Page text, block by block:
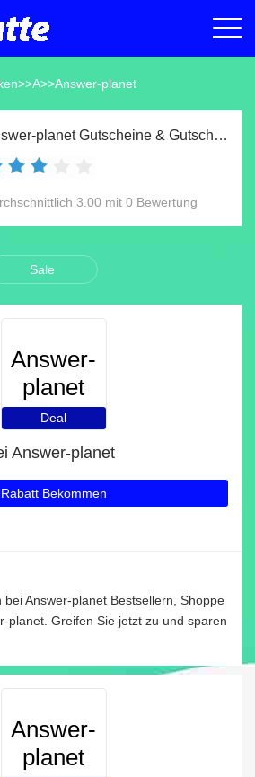
>>A>>Answer-planet
Answer-planet Gutscheine & Gutscheincodes Aug 2026
3.00 mit 0 Bewertung
Sale
Answer-
planet
Deal
Answer-planet
Rabatt Bekommen
Answer-planet Bestsellern, Shoppe
planet. Greifen Sie jetzt zu und sparen
Answer-
planet